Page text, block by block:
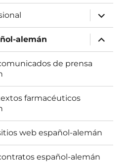
expande
el
menú
inferior
alemán
expande
el
menú
inferior
de prensa
farmacéuticos
web español-alemán
español-alemán